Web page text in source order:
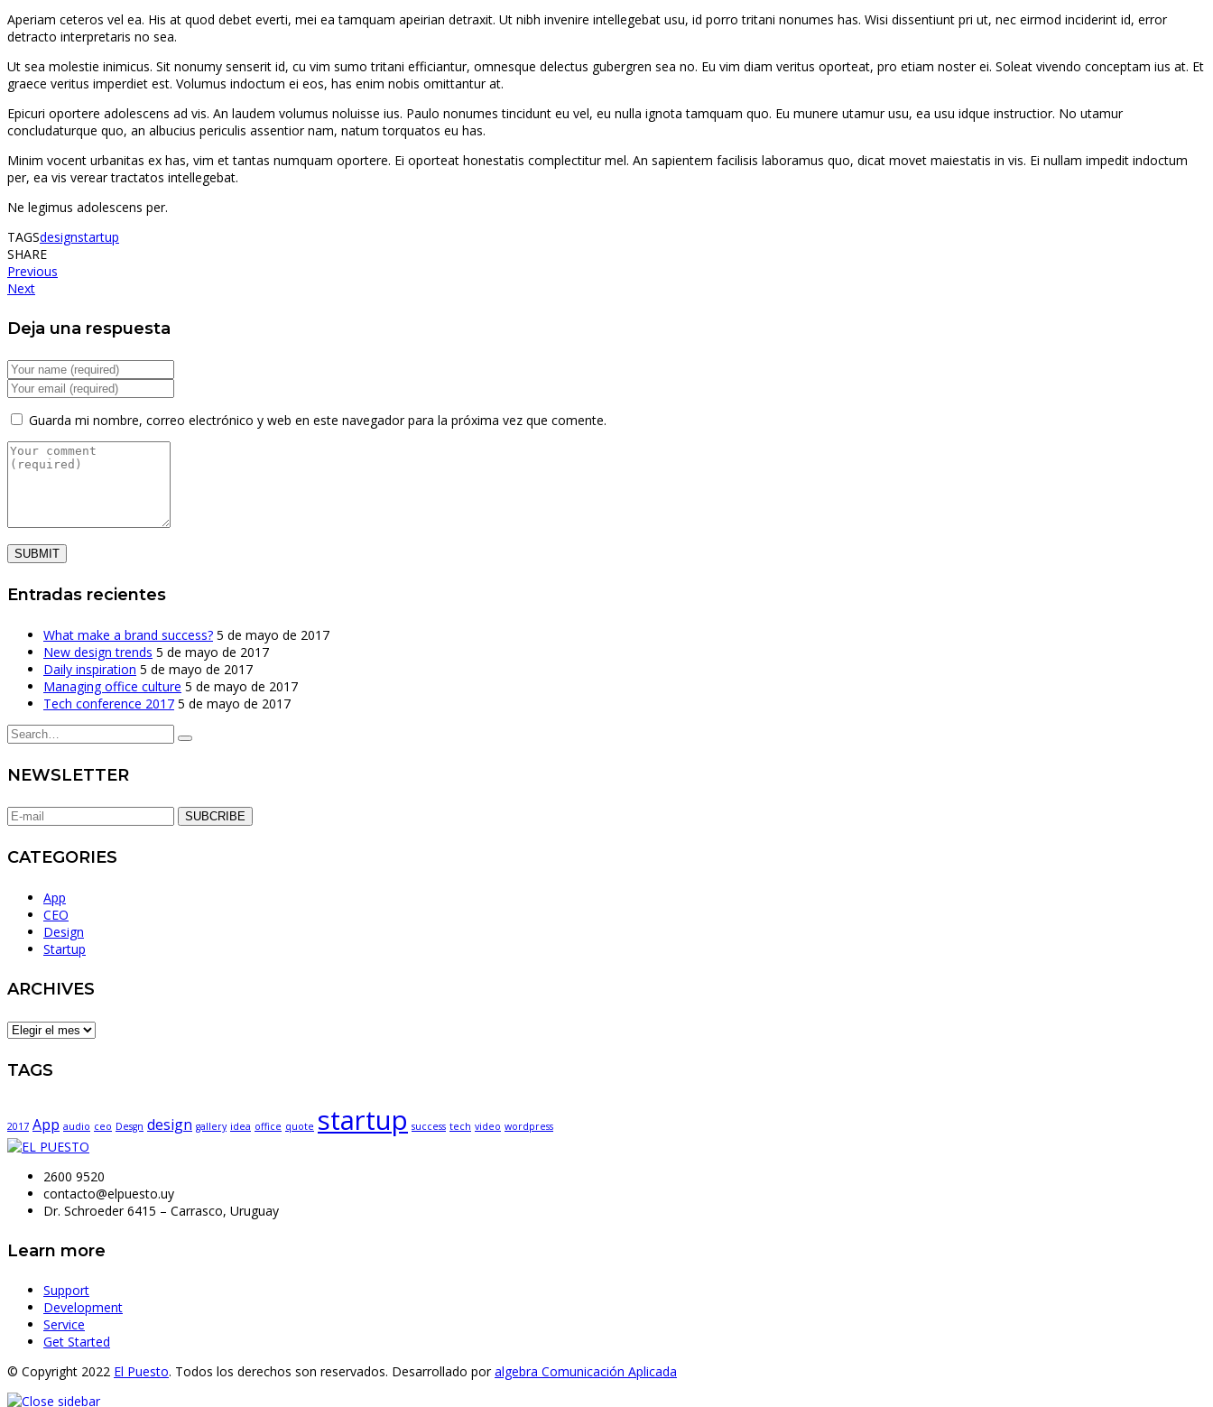
Aperiam ceteros vel ea. His at quod debet everti, mei ea tamquam apeirian detraxit. Ut nibh invenire intellegebat usu, id porro tritani nonumes has. Wisi dissentiunt pri ut, nec eirmod inciderint id, error
detracto interpretaris no sea.
Ut sea molestie inimicus. Sit nonumy senserit id, cu vim sumo tritani efficiantur, omnesque delectus gubergren sea no. Eu vim diam veritus oporteat, pro etiam noster ei. Soleat vivendo conceptam ius at. Et
graece veritus imperdiet est. Volumus indoctum ei eos, has enim nobis omittantur at.
Epicuri oportere adolescens ad vis. An laudem volumus noluisse ius. Paulo nonumes tincidunt eu vel, eu nulla ignota tamquam quo. Eu munere utamur usu, ea usu idque instructior. No utamur
concludaturque quo, an albucius periculis assentior nam, natum torquatos eu has.
Minim vocent urbanitas ex has, vim et tantas numquam oportere. Ei oporteat honestatis complectitur mel. An sapientem facilisis laboramus quo, dicat movet maiestatis in vis. Ei nullam impedit indoctum
per, ea vis verear tractatos intellegebat.
Ne legimus adolescens per.
TAGSdesignstartup
SHARE
Previous
Next
Deja una respuesta
Guarda mi nombre, correo electrónico y web en este navegador para la próxima vez que comente.
SUBMIT
Entradas recientes
What make a brand success? 5 de mayo de 2017
New design trends 5 de mayo de 2017
Daily inspiration 5 de mayo de 2017
Managing office culture 5 de mayo de 2017
Tech conference 2017 5 de mayo de 2017
NEWSLETTER
SUBCRIBE
CATEGORIES
App
CEO
Design
Startup
ARCHIVES
ARCHIVES
TAGS
2017 App audio ceo Desgn design gallery idea office quote startup success tech video wordpress
2600 9520
contacto@elpuesto.uy
Dr. Schroeder 6415 – Carrasco, Uruguay
Learn more
Support
Development
Service
Get Started
© Copyright 2022 El Puesto. Todos los derechos son reservados. Desarrollado poralgebra Comunicación Aplicada